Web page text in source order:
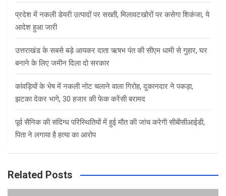
प्रदेश में नकली डेयरी उत्पादों पर सख्ती, मिलावटखोरों पर कसेगा शिकंजा, ये
आदेश हुआ जारी
उत्तराखंड के सबसे बड़े आयकर दाता ऋषभ पंत की सीएम धामी से गुहार, घर
बनाने के लिए जमीन दिला दो सरकार
कांवड़ियों के भेष में नकली नोट चलाने वाला गिरोह, दुकानदार ने पकड़ा,
झटका देकर भागे, 30 हजार की फेक करेंसी बरामद
पूर्व सैनिक की संदिग्ध परिस्थितियों में हुई मौत की जांच करेगी सीबीसीआईडी,
पिता ने लगाया है हत्या का आरोप
Related Posts